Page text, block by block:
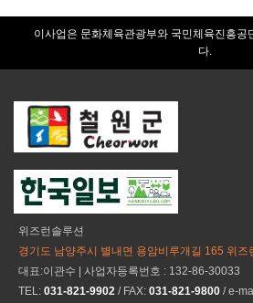
이사업은 문화체육관광부와 국민체육진흥공
다.
위즈런솔루션
경기도 남양주시 별내면 용암비루개길 165 위즈
대표:이관수 | 사업자등록번호 : 132-86-30033
TEL: 031-821-9902 / FAX: 031-821-9800 / e-